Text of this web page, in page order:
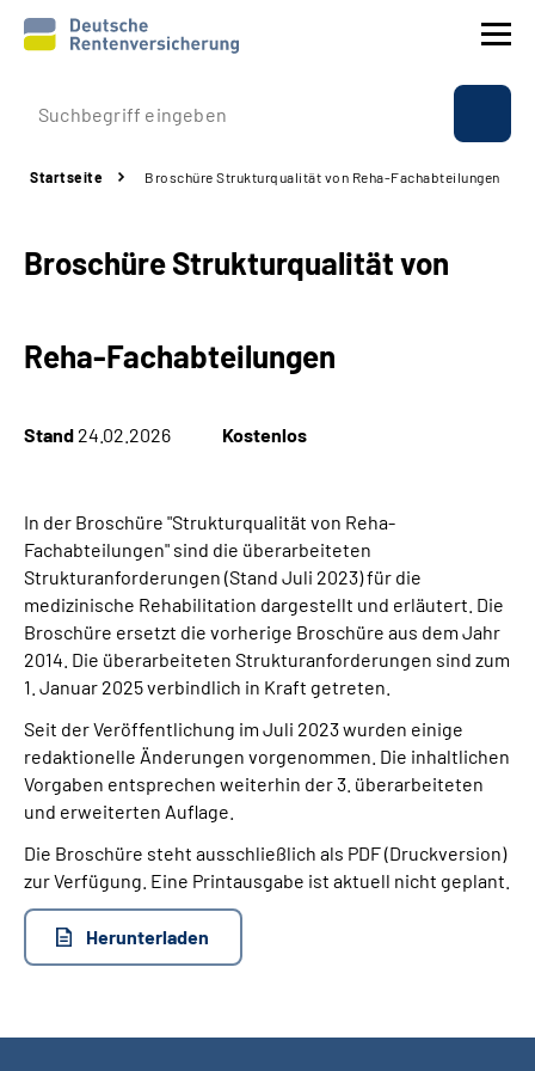
Prävention
Rente
Online-Services
Suche
Language
Inhalte in Gebärdensprache (DGS)
Leichte Sprache
Mein Kundenportal
Startseite Broschüre Strukturqualität von Reha-Fachabteilungen
Broschüre Strukturqualität von
Reha-Fachabteilungen
Stand 24.02.2026 Kostenlos
In der Broschüre "Strukturqualität von Reha-
Fachabteilungen" sind die überarbeiteten
Strukturanforderungen (Stand Juli 2023) für die
medizinische Rehabilitation dargestellt und erläutert. Die
Broschüre ersetzt die vorherige Broschüre aus dem Jahr
2014. Die überarbeiteten Strukturanforderungen sind zum
1. Januar 2025 verbindlich in Kraft getreten.
Seit der Veröffentlichung im Juli 2023 wurden einige
redaktionelle Änderungen vorgenommen. Die inhaltlichen
Vorgaben entsprechen weiterhin der 3. überarbeiteten
und erweiterten Auflage.
Die Broschüre steht ausschließlich als PDF (Druckversion)
zur Verfügung. Eine Printausgabe ist aktuell nicht geplant.
Herunterladen